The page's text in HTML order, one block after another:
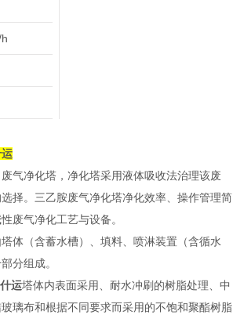
废气净化塔，净化塔采用液体吸收法治理该废
择。三乙胺废气净化塔净化效率、操作管理简
废气净化工艺与设备。
体（含蓄水槽）、填料、喷淋装置（含循水
分组成。
运塔体内表面采用、耐水冲刷的树脂处理、中
璃布和根据不同要求而采用的不饱和聚酯树脂